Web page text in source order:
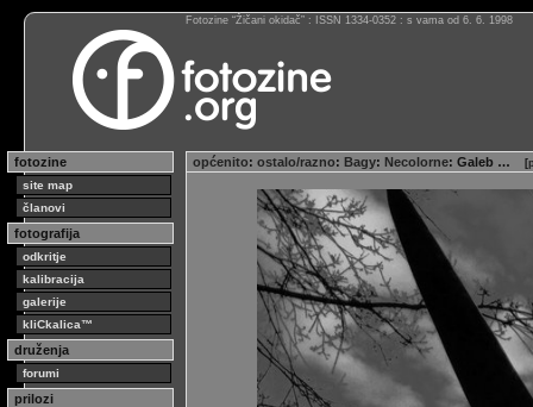
Fotozine “Žičani okidač” : ISSN 1334-0352 : s vama od 6. 6. 1998
fotozine
site map
članovi
fotografija
odkritje
kalibracija
galerije
kliCkalica™
druženja
forumi
prilozi
općenito: ostalo/razno: Bagy: Necolorne: Galeb … [